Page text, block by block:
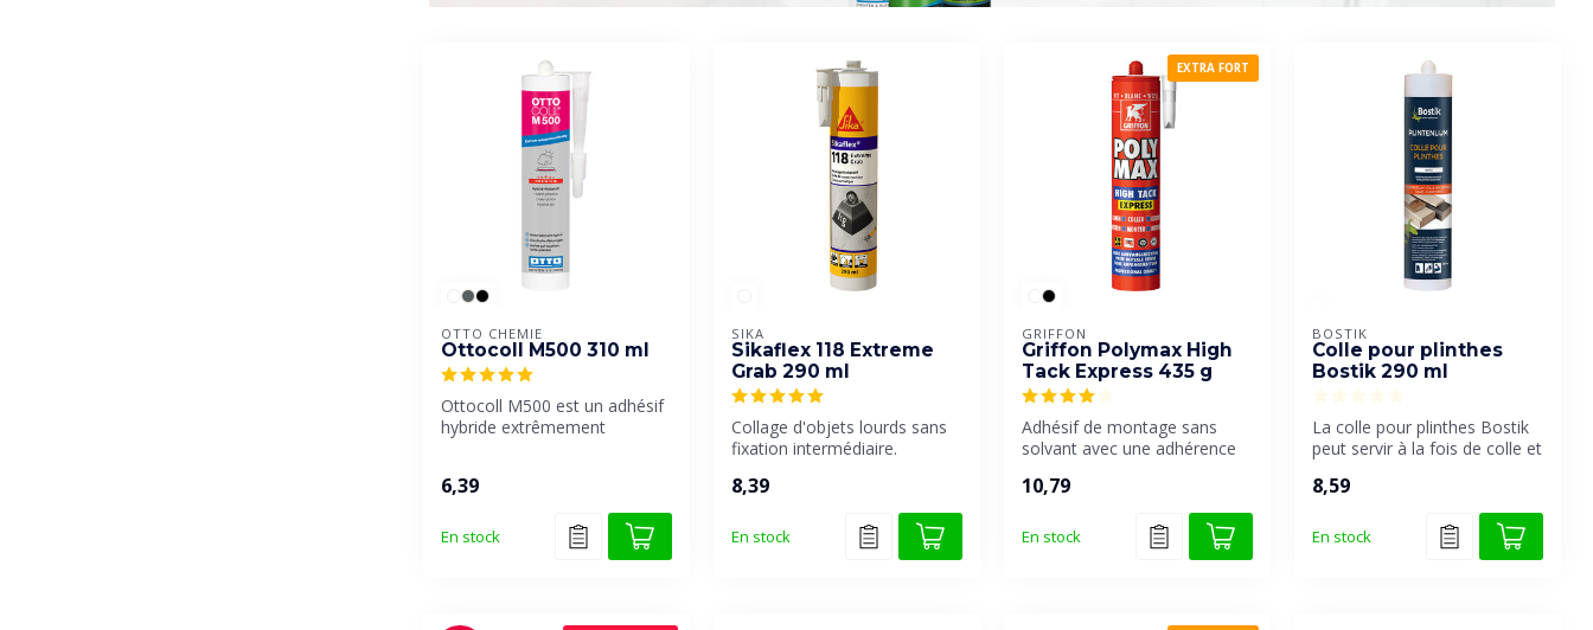
OTTO CHEMIE
Ottocoll M500 310 ml
Ottocoll M500 est un adhésif
hybride extrêmement
6,39
En stock
SIKA
Sikaflex 118 Extreme
Grab 290 ml
Collage d'objets lourds sans
fixation intermédiaire.
8,39
En stock
EXTRA FORT
GRIFFON
Griffon Polymax High
Tack Express 435 g
Adhésif de montage sans
solvant avec une adhérence
10,79
En stock
BOSTIK
Colle pour plinthes
Bostik 290 ml
La colle pour plinthes Bostik
peut servir à la fois de colle et
8,59
En stock